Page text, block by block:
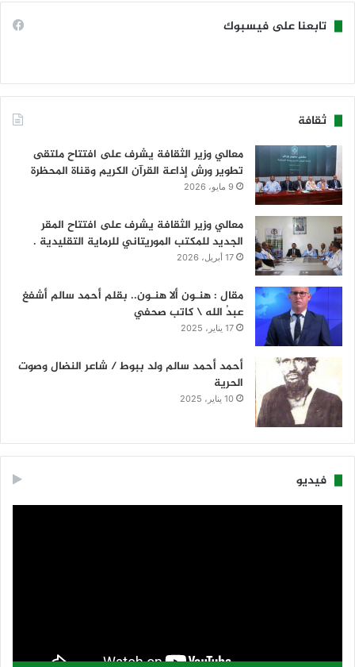
تابعنا على فيسبوك
ثقافة
معالي وزير الثقافة يشرف على افتتاح ملتقى
تطوير ورش إذاعة القرآن الكريم وقناة المحظرة
9 مايو، 2026
معالي وزير الثقافة يشرف على افتتاح المقر
الجديد للمكتب الموريتاني للرماية التقليدية .
17 أبريل، 2026
مقال : هنـون ألا هنـون.. بقلم أحمد سالم أشفغ
عبدُ الله \ كاتب صحفي
17 يناير، 2025
أحمد أحمد سالم ولد ببوط / شاعر النضال وصوت
الحرية
10 يناير، 2025
فيديو